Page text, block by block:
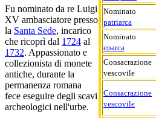
Nominato
patriarca
Nominato
eparca
Consacrazione
vescovile
Consacrazione
vescovile
Fu nominato da re Luigi
XV ambasciatore presso
la Santa Sede, incarico
che ricoprì dal 1724 al
1732. Appassionato e
collezionista di monete
antiche, durante la
permanenza romana
fece eseguire degli scavi
archeologici nell'urbe.